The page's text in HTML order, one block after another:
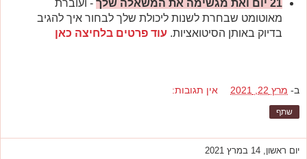
21 יום ואת מגשימה את המשאלה שלך
- ועוברת
מאוטומט שבחרת לשנות ליכולת שלך לבחור איך להגיב
בדיוק באותן הסיטואציות. עוד פרטים בלחיצה כאן
ב- מרץ 22, 2021 אין תגובות:
שתף
יום ראשון, 14 במרץ 2021